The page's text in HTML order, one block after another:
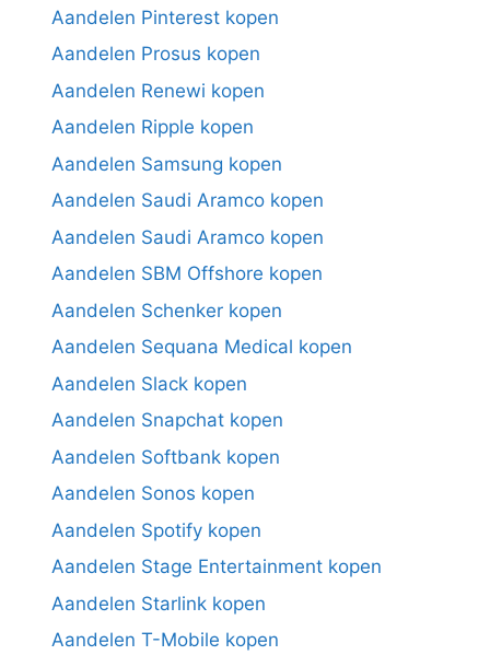
Aandelen Pinterest kopen
Aandelen Prosus kopen
Aandelen Renewi kopen
Aandelen Ripple kopen
Aandelen Samsung kopen
Aandelen Saudi Aramco kopen
Aandelen Saudi Aramco kopen
Aandelen SBM Offshore kopen
Aandelen Schenker kopen
Aandelen Sequana Medical kopen
Aandelen Slack kopen
Aandelen Snapchat kopen
Aandelen Softbank kopen
Aandelen Sonos kopen
Aandelen Spotify kopen
Aandelen Stage Entertainment kopen
Aandelen Starlink kopen
Aandelen T-Mobile kopen